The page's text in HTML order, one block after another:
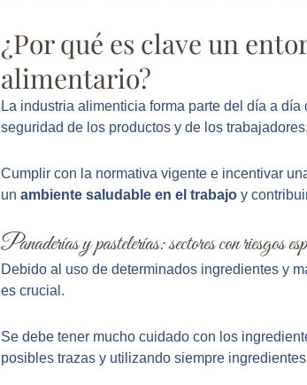
¿Por qué es clave un
alimentario?
La industria alimenticia forma parte del día a
seguridad de los productos y de los trabajadores.
Cumplir con la normativa vigente e incentivar
un ambiente saludable en el trabajoy
Panaderías y pastelerías: sectores con riesgos
Debido al uso de determinados ingredientes y
es crucial.
Se debe tener mucho cuidado con los
posibles trazas y utilizando siempre